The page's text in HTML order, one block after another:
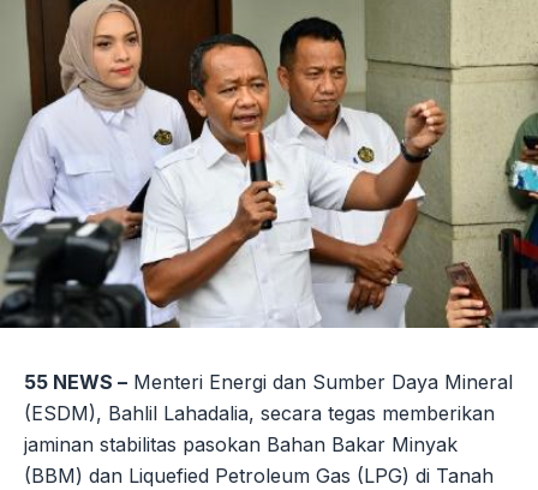
55 NEWS – Menteri Energi dan Sumber Daya Mineral
(ESDM), Bahlil Lahadalia, secara tegas memberikan
jaminan stabilitas pasokan Bahan Bakar Minyak
(BBM) dan Liquefied Petroleum Gas (LPG) di Tanah